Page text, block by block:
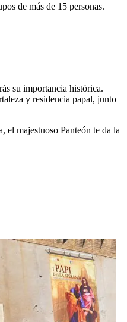
de más de 15 personas.
su importancia histórica.
y residencia papal, junto
el majestuoso Panteón te da la